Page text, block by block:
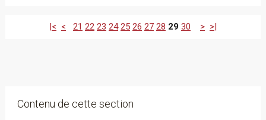
|< < 21 22 23 24 25 26 27 28 29 30 > >|
Contenu de cette section